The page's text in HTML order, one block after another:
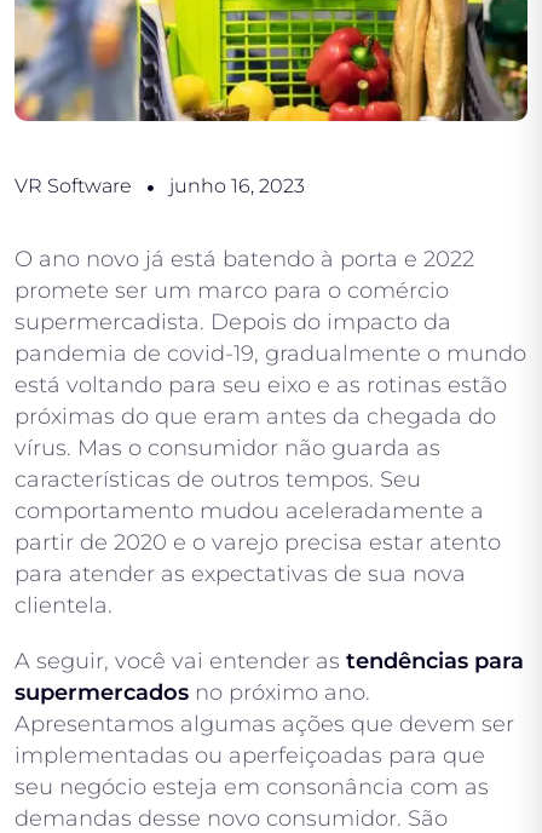
VR Software junho 16, 2023
O ano novo já está batendo à porta e 2022
promete ser um marco para o comércio
supermercadista. Depois do impacto da
pandemia de covid-19, gradualmente o mundo
está voltando para seu eixo e as rotinas estão
próximas do que eram antes da chegada do
vírus. Mas o consumidor não guarda as
características de outros tempos. Seu
comportamento mudou aceleradamente a
partir de 2020 e o varejo precisa estar atento
para atender as expectativas de sua nova
clientela.
A seguir, você vai entender as tendências para
supermercados no próximo ano.
Apresentamos algumas ações que devem ser
implementadas ou aperfeiçoadas para que
seu negócio esteja em consonância com as
demandas desse novo consumidor. São